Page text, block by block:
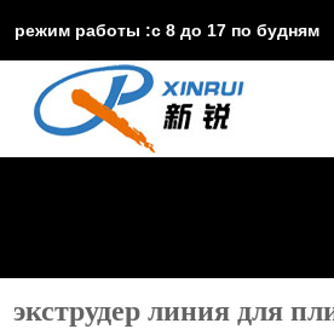
режим работы :с 8 до 17 по
vira@xinruisuji.comWhatsApp：
экструдер линия для